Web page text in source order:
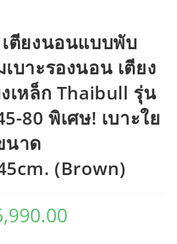
ตียงนอนแบบพับ
บาะรองนอน เตียง
เหล็ก Thaibull รุ่น
80 พิเศษ! เบาะใย
นาด
(Brown)